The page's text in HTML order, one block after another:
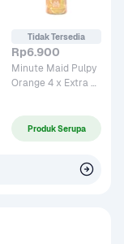
Tidak Tersedia
Rp6.900
Minute Maid Pulpy
Orange 4 x Extra
Produk Serupa